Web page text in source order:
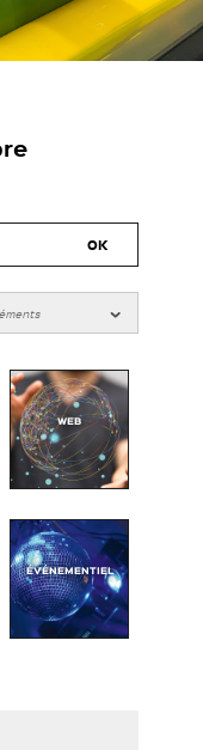
WEB
ÉVÉNEMENTIEL